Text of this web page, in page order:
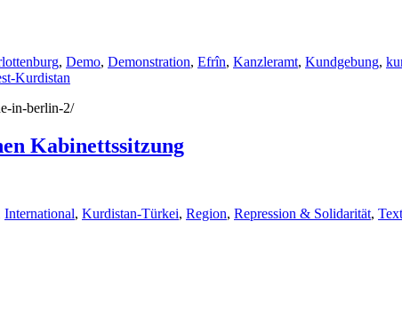
, Demo, Demonstration, Efrîn, Kanzleramt, Kundgebung,
Kurdistan
in-berlin-2/
Kabinettssitzung
International, Kurdistan-Türkei, Region, Repression & Solidarität,